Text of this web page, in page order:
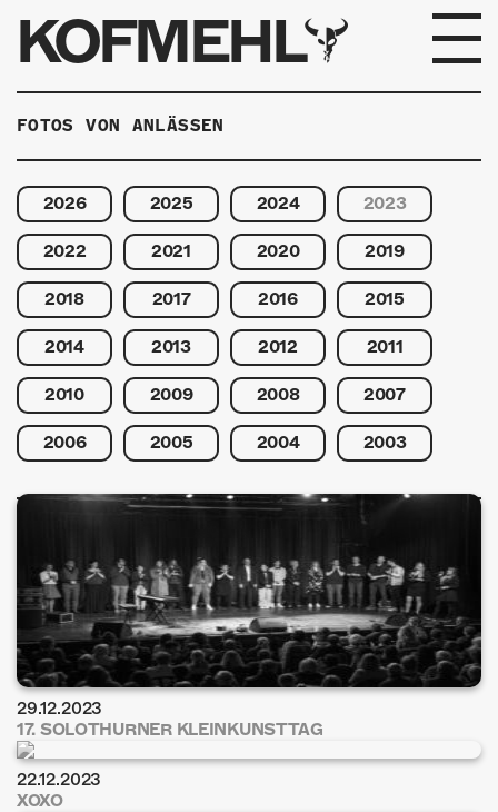
KOFMEHL
PROGRAMM
FABRIKGEFLÜSTER
GALERIE
FOTOGALERIE
PHOTOMAT
INFOS
KONTAKT
ÜBER UNS
GÖNNEREI
SHOP
MITMACHEN
FOTOS VON ANLÄSSEN
2026 2025 2024 2023
2022 2021 2020 2019
2018 2017 2016 2015
2014 2013 2012 2011
2010 2009 2008 2007
2006 2005 2004 2003
29.12.2023
17. SOLOTHURNER KLEINKUNSTTAG
22.12.2023
XOXO